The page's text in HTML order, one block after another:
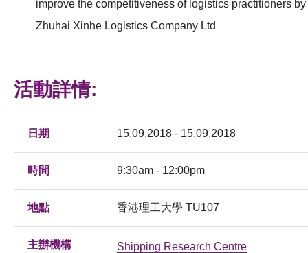
improve the competitiveness of logistics practitioners by
Zhuhai Xinhe Logistics Company Ltd
活動詳情:
日期 15.09.2018 - 15.09.2018
時間 9:30am - 12:00pm
地點 香港理工大學 TU107
主辦機構 Shipping Research Centre